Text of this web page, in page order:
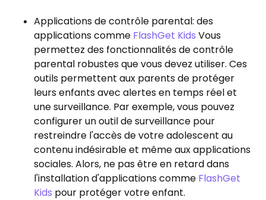
Applications de contrôle parental: des
applications comme FlashGet Kids Vous
permettez des fonctionnalités de contrôle
parental robustes que vous devez utiliser. Ces
outils permettent aux parents de protéger
leurs enfants avec alertes en temps réel et
une surveillance. Par exemple, vous pouvez
configurer un outil de surveillance pour
restreindre l'accès de votre adolescent au
contenu indésirable et même aux applications
sociales. Alors, ne pas être en retard dans
l'installation d'applications comme FlashGet
Kids pour protéger votre enfant.